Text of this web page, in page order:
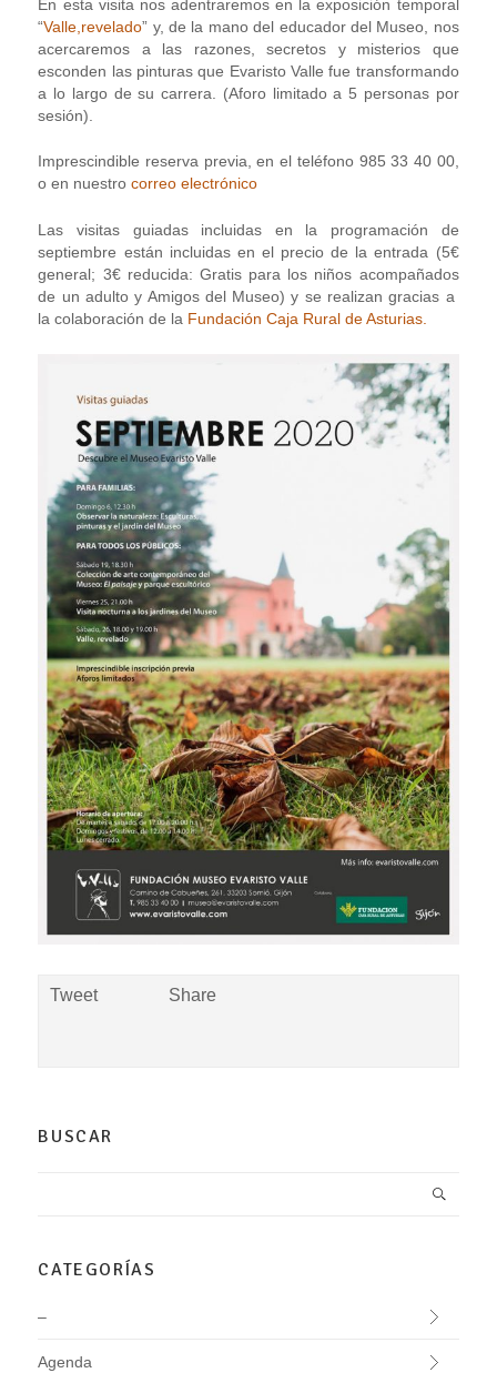
En esta visita nos adentraremos en la exposición temporal
“Valle,revelado” y, de la mano del educador del Museo, nos
acercaremos a las razones, secretos y misterios que
esconden las pinturas que Evaristo Valle fue transformando
a lo largo de su carrera. (Aforo limitado a 5 personas por
sesión).
Imprescindible reserva previa, en el teléfono 985 33 40 00,
o en nuestrocorreo electrónico
Las visitas guiadas incluidas en la programación de
septiembre están incluidas en el precio de la entrada (5€
general; 3€ reducida: Gratis para los niños acompañados
de un adulto y Amigos del Museo) y se realizan gracias a
la colaboración de la Fundación Caja Rural de Asturias.
Tweet Share
BUSCAR
CATEGORÍAS
–
Agenda